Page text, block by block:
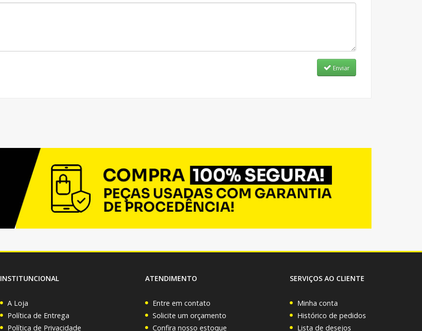
Enviar
INSTITUNCIONAL
A Loja
Política de Entrega
Política de Privacidade
ATENDIMENTO
Entre em contato
Solicite um orçamento
Confira nosso estoque
SERVIÇOS AO CLIENTE
Minha conta
Histórico de pedidos
Lista de desejos